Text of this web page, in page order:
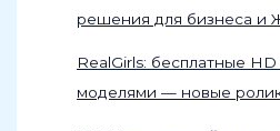
решения для бизнеса и
RealGirls: бесплатные
моделями — новые